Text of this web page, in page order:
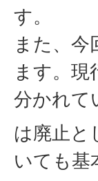
す。
また、今
ます。現
分かれて
は廃止と
いても基